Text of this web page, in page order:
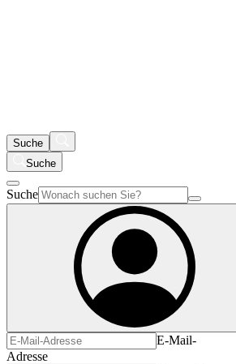
Suche
Suche
Suche
E-Mail-
Adresse